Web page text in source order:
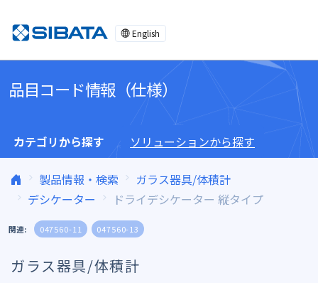
English
品目コード情報（仕様）
カテゴリから探す ソリューションから探す
製品情報・検索
ガラス器具/体積計
デシケーター
ドライデシケーター 縦タイプ
関連: 047560-11 047560-13
ガラス器具/体積計